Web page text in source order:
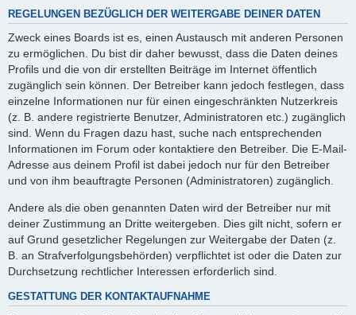
REGELUNGEN BEZÜGLICH DER WEITERGABE DEINER DATEN
Zweck eines Boards ist es, einen Austausch mit anderen Personen
zu ermöglichen. Du bist dir daher bewusst, dass die Daten deines
Profils und die von dir erstellten Beiträge im Internet öffentlich
zugänglich sein können. Der Betreiber kann jedoch festlegen, dass
einzelne Informationen nur für einen eingeschränkten Nutzerkreis
(z. B. andere registrierte Benutzer, Administratoren etc.) zugänglich
sind. Wenn du Fragen dazu hast, suche nach entsprechenden
Informationen im Forum oder kontaktiere den Betreiber. Die E-Mail-
Adresse aus deinem Profil ist dabei jedoch nur für den Betreiber
und von ihm beauftragte Personen (Administratoren) zugänglich.
Andere als die oben genannten Daten wird der Betreiber nur mit
deiner Zustimmung an Dritte weitergeben. Dies gilt nicht, sofern er
auf Grund gesetzlicher Regelungen zur Weitergabe der Daten (z.
B. an Strafverfolgungsbehörden) verpflichtet ist oder die Daten zur
Durchsetzung rechtlicher Interessen erforderlich sind.
GESTATTUNG DER KONTAKTAUFNAHME